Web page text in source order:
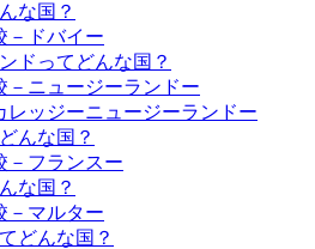
な国？
－ドバイー
ドってどんな国？
－ニュージーランドー
レッジーニュージーランドー
んな国？
－フランスー
な国？
－マルター
どんな国？